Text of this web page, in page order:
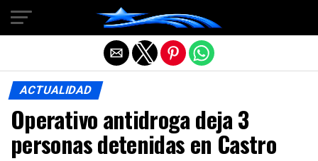
ACTUALIDAD
Operativo antidroga deja 3
personas detenidas en Castro
Salir de la versión móvil